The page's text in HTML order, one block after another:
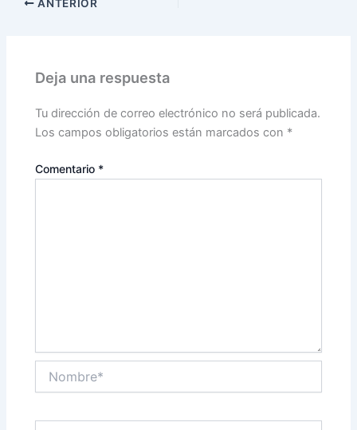
ANTERIOR
Deja una respuesta
Tu dirección de correo electrónico no será publicada.
Los campos obligatorios están marcados con *
Comentario *